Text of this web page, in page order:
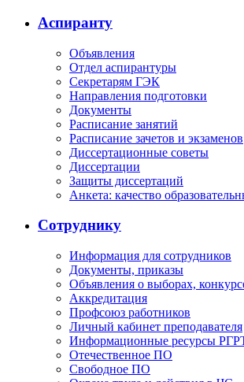
Аспиранту
Объявления
Отдел аспирантуры
Секретарям ГЭК
Направления подготовки
Документы
Расписание занятий
Расписание зачетов и экзаменов
Диссертационные советы
Диссертации
Защиты диссертаций
Анкета: качество
Сотруднику
Информация для сотрудников
Документы, приказы
Объявления о выборах,
Аккредитация
Профсоюз работников
Личный кабинет преподавателя
Информационные ресурсы
Отечественное ПО
Свободное ПО